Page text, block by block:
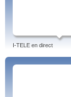
I-TELE en direct